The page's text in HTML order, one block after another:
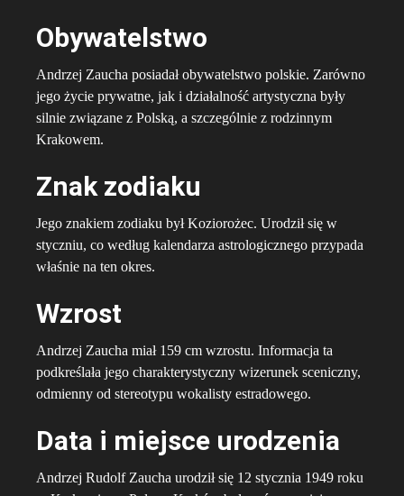
Obywatelstwo
Andrzej Zaucha posiadał obywatelstwo polskie. Zarówno
jego życie prywatne, jak i działalność artystyczna były
silnie związane z Polską, a szczególnie z rodzinnym
Krakowem.
Znak zodiaku
Jego znakiem zodiaku był Koziorożec. Urodził się w
styczniu, co według kalendarza astrologicznego przypada
właśnie na ten okres.
Wzrost
Andrzej Zaucha miał 159 cm wzrostu. Informacja ta
podkreślała jego charakterystyczny wizerunek sceniczny,
odmienny od stereotypu wokalisty estradowego.
Data i miejsce urodzenia
Andrzej Rudolf Zaucha urodził się 12 stycznia 1949 roku